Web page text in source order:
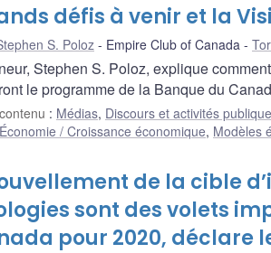
défis à venir et la
S. Poloz Empire Club of Canada
Stephen S. Poloz, explique
le programme de la Banque du
: Médias, Discours et activités
Économie / Croissance économique, Modèles
de la cible
sont des volets
pour 2020, déclare